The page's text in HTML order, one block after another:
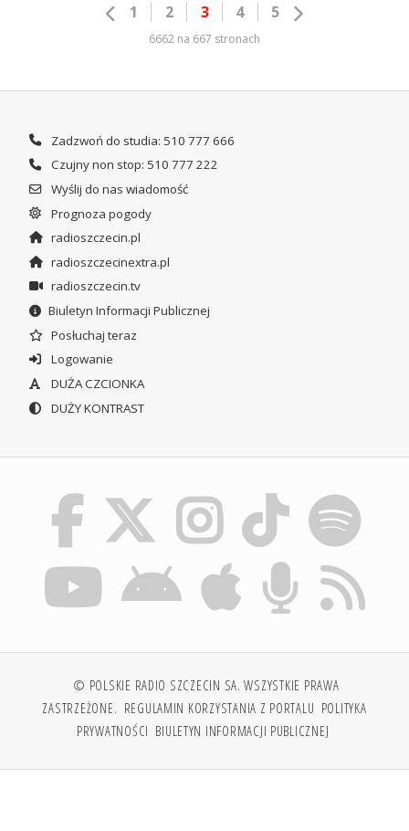
1 2 3 4 5
6662 na 667 stronach
Zadzwoń do studia: 510 777 666
Czujny non stop: 510 777 222
Wyślij do nas wiadomość
Prognoza pogody
radioszczecin.pl
radioszczecinextra.pl
radioszczecin.tv
Biuletyn Informacji Publicznej
Posłuchaj teraz
Logowanie
DUŻA CZCIONKA
DUŻY KONTRAST
© POLSKIE RADIO SZCZECIN SA. WSZYSTKIE PRAWA
ZASTRZEŻONE. REGULAMIN KORZYSTANIA Z PORTALU POLITYKA
PRYWATNOŚCI BIULETYN INFORMACJI PUBLICZNEJ